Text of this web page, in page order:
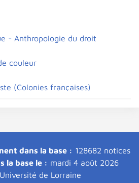
- Anthropologie du droit
couleur
(Colonies françaises)
dans la base : 128682 notices
la base le : mardi 4 août 2026
de Lorraine